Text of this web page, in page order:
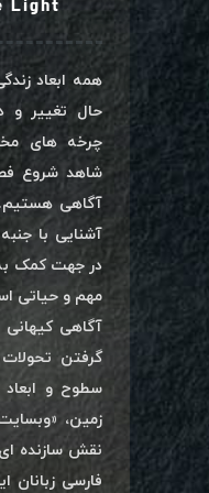
Light
همه ابعاد
حال تغییر و
چرخه های
شاهد شروع
آگاهی
آشنایی با
در جهت کمک
مهم و حیاتی
آگاهی
گرفتن
سطوح و ابعاد
زمین،
نقش سازنده
فارسی زبانان